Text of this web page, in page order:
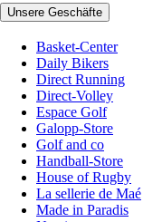
Unsere Geschäfte
Basket-Center
Daily Bikers
Direct Running
Direct-Volley
Espace Golf
Galopp-Store
Golf and co
Handball-Store
House of Rugby
La sellerie de Maé
Made in Paradis